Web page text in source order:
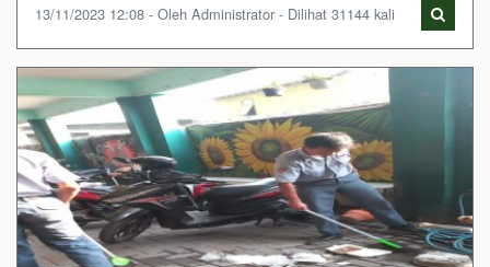
13/11/2023 12:08 - Oleh Administrator - Dilihat 31144 kali